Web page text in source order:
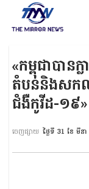
«កម្ពុជាបា
តំបន់និងសកល
ជំងឺកូវីដ-១៩»
ចេញផ្សាយ ថ្ងៃទី 31 ខែ មីនា